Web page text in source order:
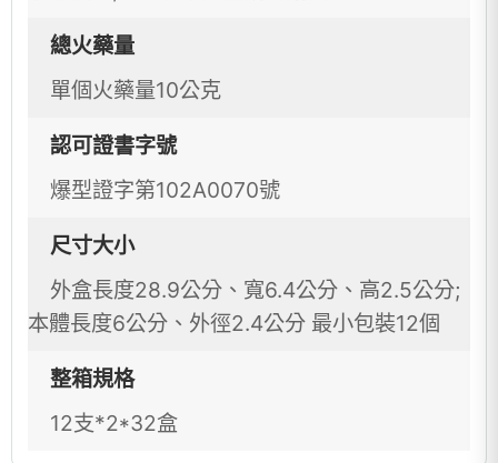
總火藥量
單個火藥量10公克
認可證書字號
爆型證字第102A0070號
尺寸大小
外盒長度28.9公分、寬6.4公分、高2.5公分;
本體長度6公分、外徑2.4公分 最小包裝12個
整箱規格
12支*2*32盒